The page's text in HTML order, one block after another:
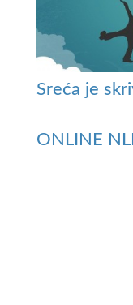
Sreća je
ONLINE